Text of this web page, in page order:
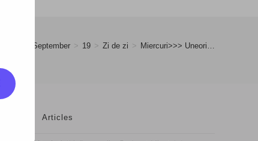
September > 19 > Zi de zi > Miercuri>>> Uneori…
Articles